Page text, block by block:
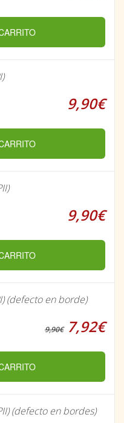
9,90€
9,90€
(defecto en borde)
9,90€7,92€
(defecto en bordes)